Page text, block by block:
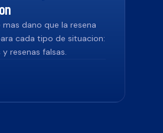
dano que la resena
cada tipo de situacion:
resenas falsas.